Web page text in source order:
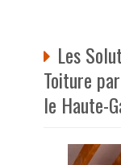
Les
Toiture
le Haute-